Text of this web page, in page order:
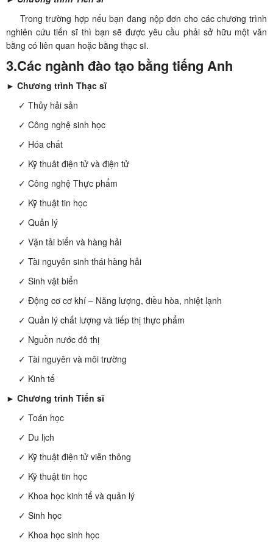
Trong trường hợp nếu bạn đang nộp đơn cho các chương trình
nghiên cứu tiến sĩ thì bạn sẽ được yêu cầu phải sở hữu một văn
bằng có liên quan hoặc bằng thạc sĩ.
3.Các ngành đào tạo bằng tiếng Anh
► Chương trình Thạc sĩ
✓ Thủy hải sản
✓ Công nghệ sinh học
✓ Hóa chất
✓ Kỹ thuât điện tử và điện tử
✓ Công nghệ Thực phẩm
✓ Kỹ thuật tin học
✓ Quản lý
✓ Vận tải biển và hàng hải
✓ Tài nguyên sinh thái hàng hải
✓ Sinh vật biển
✓ Động cơ cơ khí – Năng lượng, điều hòa, nhiệt lạnh
✓ Quản lý chất lượng và tiếp thị thực phẩm
✓ Nguồn nước đô thị
✓ Tài nguyên và môi trường
✓ Kinh tế
► Chương trình Tiến sĩ
✓ Toán học
✓ Du lịch
✓ Kỹ thuật điện tử viễn thông
✓ Kỹ thuật tin học
✓ Khoa học kinh tế và quản lý
✓ Sinh học
✓ Khoa học sinh học